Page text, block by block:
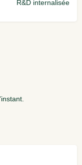
R&D internalisée